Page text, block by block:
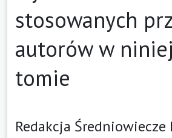
stosowanych
autorów w
tomie
Redakcja Średniowiecze